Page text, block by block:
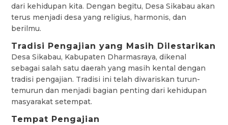
dari kehidupan kita. Dengan begitu, Desa Sikabau akan
terus menjadi desa yang religius, harmonis, dan
berilmu.
Tradisi Pengajian yang Masih Dilestarikan
Desa Sikabau, Kabupaten Dharmasraya, dikenal
sebagai salah satu daerah yang masih kental dengan
tradisi pengajian. Tradisi ini telah diwariskan turun-
temurun dan menjadi bagian penting dari kehidupan
masyarakat setempat.
Tempat Pengajian